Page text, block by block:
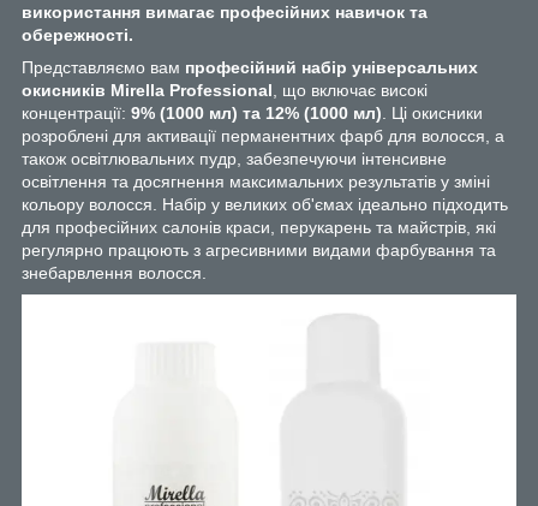
використання вимагає професійних навичок та
обережності.
Представляємо вам професійний набір універсальних
окисників Mirella Professional , що включає високі
концентрації: 9% (1000 мл) та 12% (1000 мл) . Ці окисники
розроблені для активації перманентних фарб для волосся, а
також освітлювальних пудр, забезпечуючи інтенсивне
освітлення та досягнення максимальних результатів у зміні
кольору волосся. Набір у великих об'ємах ідеально підходить
для професійних салонів краси, перукарень та майстрів, які
регулярно працюють з агресивними видами фарбування та
знебарвлення волосся.